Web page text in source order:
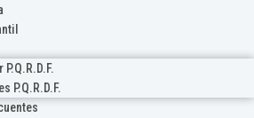
P.Q.R.D.F.
P.Q.R.D.F.